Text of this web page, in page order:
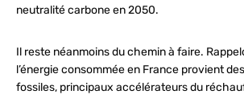
neutralité carbone en 2050.
Il reste néanmoins du chemin à faire.
l’énergie consommée en France provient
fossiles, principaux accélérateurs du